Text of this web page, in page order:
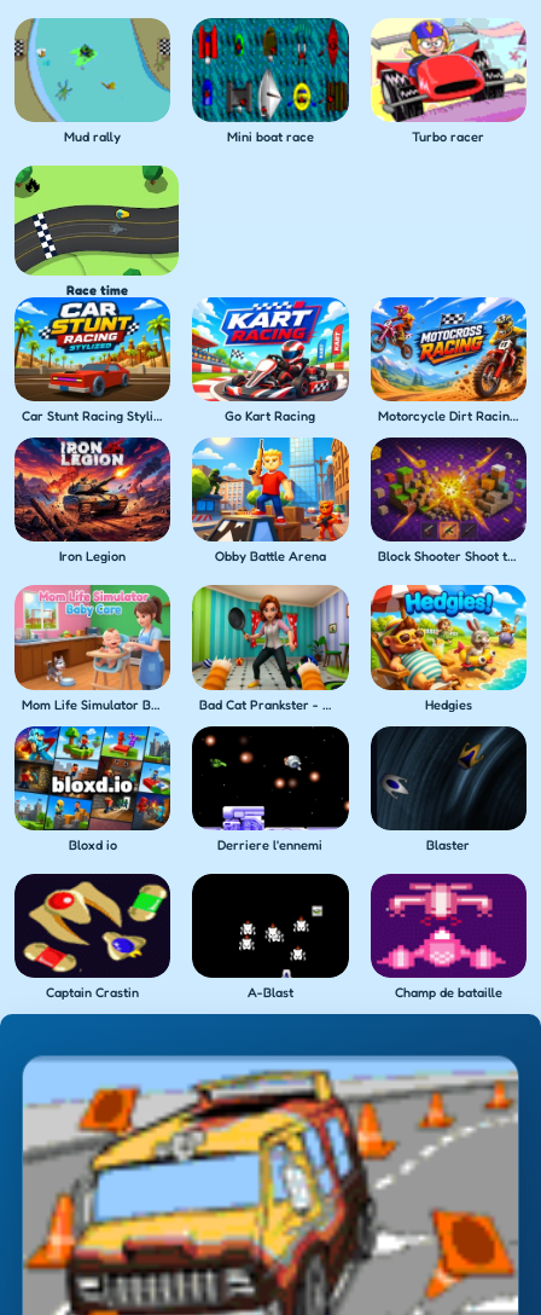
Mud rally Mini boat race Turbo racer
Race time
Car Stunt Racing Stylized Go Kart Racing Motorcycle Dirt Racing Multiplayer
Iron Legion Obby Battle Arena Block Shooter Shoot the Blocks!
Mom Life Simulator Baby Care Bad Cat Prankster - Mom's Return Hedgies
Bloxd io Derriere l'ennemi Blaster
Captain Crastin A-Blast Champ de bataille